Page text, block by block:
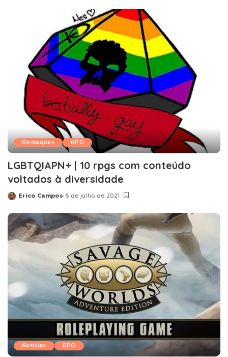
Destaques RPG
LGBTQIAPN+ | 10 rpgs com conteúdo
voltados à diversidade
Posted
Erico Campos 5 de julho de 2021
Notícias RPG